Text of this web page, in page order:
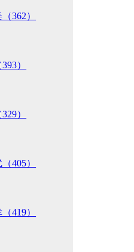
362）
）
）
405）
419）